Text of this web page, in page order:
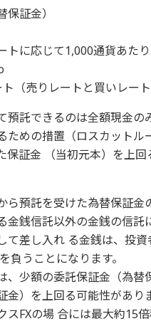
証金）
トに応じて1,000通貨あた
（売りレートと買いレー
預託できるのは全額現金
ための措置（ロスカット
保証金 （当初元本）を上回
ら預託を受けた為替保証
金銭信託以外の金銭の信託
て差し入れ る金銭は、投
負うことになります。
、少額の委託保証金（為
金）を上回る可能性があ
スFXの場 合には最大約15